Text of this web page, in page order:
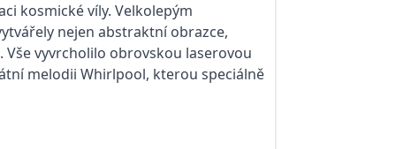
kosmické víly. Velkolepým
nejen abstraktní obrazce,
vyvrcholilo obrovskou laserovou
melodii Whirlpool, kterou speciálně